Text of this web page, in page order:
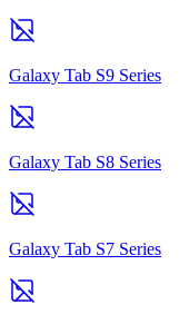
Galaxy Tab S9 Series
Galaxy Tab S8 Series
Galaxy Tab S7 Series